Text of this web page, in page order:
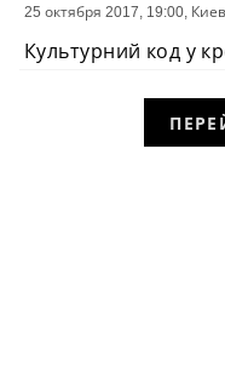
СОБЫТИЕ
25 октября 2017, 19:00, Киев
Культурний код у